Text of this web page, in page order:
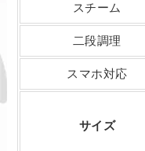
スチーム
二段調理
スマホ対応
サイズ